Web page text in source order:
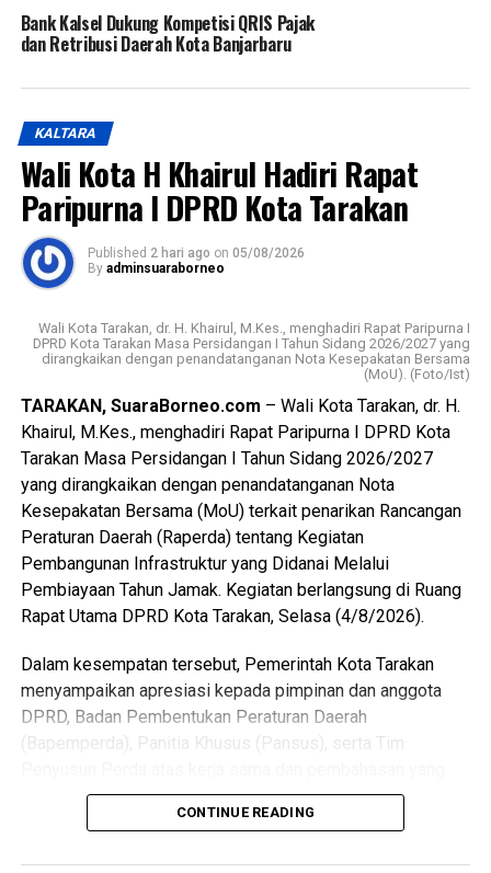
Bank Kalsel Dukung Kompetisi QRIS Pajak
dan Retribusi Daerah Kota Banjarbaru
KALTARA
Wali Kota H Khairul Hadiri Rapat
Paripurna I DPRD Kota Tarakan
Published 2 hari ago on 05/08/2026
By adminsuaraborneo
Wali Kota Tarakan, dr. H. Khairul, M.Kes., menghadiri Rapat Paripurna I
DPRD Kota Tarakan Masa Persidangan I Tahun Sidang 2026/2027 yang
dirangkaikan dengan penandatanganan Nota Kesepakatan Bersama
(MoU). (Foto/Ist)
TARAKAN, SuaraBorneo.com – Wali Kota Tarakan, dr. H.
Khairul, M.Kes., menghadiri Rapat Paripurna I DPRD Kota
Tarakan Masa Persidangan I Tahun Sidang 2026/2027
yang dirangkaikan dengan penandatanganan Nota
Kesepakatan Bersama (MoU) terkait penarikan Rancangan
Peraturan Daerah (Raperda) tentang Kegiatan
Pembangunan Infrastruktur yang Didanai Melalui
Pembiayaan Tahun Jamak. Kegiatan berlangsung di Ruang
Rapat Utama DPRD Kota Tarakan, Selasa (4/8/2026).
Dalam kesempatan tersebut, Pemerintah Kota Tarakan
menyampaikan apresiasi kepada pimpinan dan anggota
DPRD, Badan Pembentukan Peraturan Daerah
(Bapemperda), Panitia Khusus (Pansus), serta Tim
telah dilakukan terhadap raperda tersebut.
CONTINUE READING